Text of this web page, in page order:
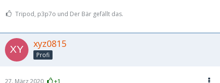
Tripod, p3p7o und Der Bär gefällt das.
xyz0815
Profi
27. März 2020 +1